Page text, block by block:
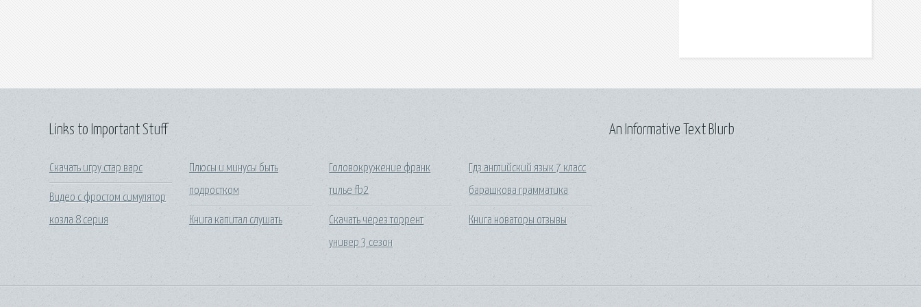
Links to Important Stuff
Скачать игру стар варс
Видео с фростом симулятор
козла 8 серия
Плюсы и минусы быть
подростком
Книга капитал слушать
Головокружение франк
тилье fb2
Скачать через торрент
универ 3 сезон
Гдз английский язык 7 класс
барашкова грамматика
Книга новаторы отзывы
An Informative Text Blurb